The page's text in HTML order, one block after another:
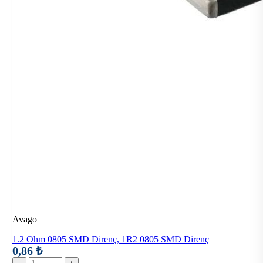
Avago
1.2 Ohm 0805 SMD Direnç, 1R2 0805 SMD Direnç
0,86 ₺